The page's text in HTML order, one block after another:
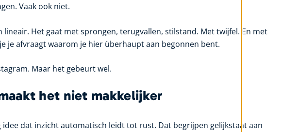
Vaak ook niet.
lineair. Het gaat met sprongen, terugvallen, stilstand. Met twijfel. En met
je afvraagt waarom je hier überhaupt aan begonnen bent.
Maar het gebeurt wel.
het niet makkelijker
idee dat inzicht automatisch leidt tot rust. Dat begrijpen gelijkstaat aan